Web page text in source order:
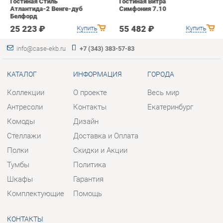
Коллекции
Антресоли
Стеллажи
Тумбы
Шкафы
Комплектующие
О проекте
Доставка и Оплата
Политика
Гарантия
Помощь
Весь мир
Шоурум и склад самовывоза
Адрес: г. Березовский, ул.
Ленина, 2
Телефон: +7 (343) 383-57-83
Пн - Пт:10:00 - 20:00 (GMT+5)